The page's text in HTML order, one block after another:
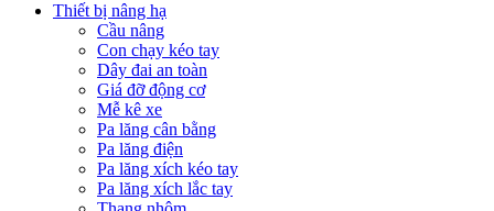
Thiết bị nâng hạ
Cầu nâng
Con chạy kéo tay
Dây đai an toàn
Giá đỡ động cơ
Mễ kê xe
Pa lăng cân bằng
Pa lăng điện
Pa lăng xích kéo tay
Pa lăng xích lắc tay